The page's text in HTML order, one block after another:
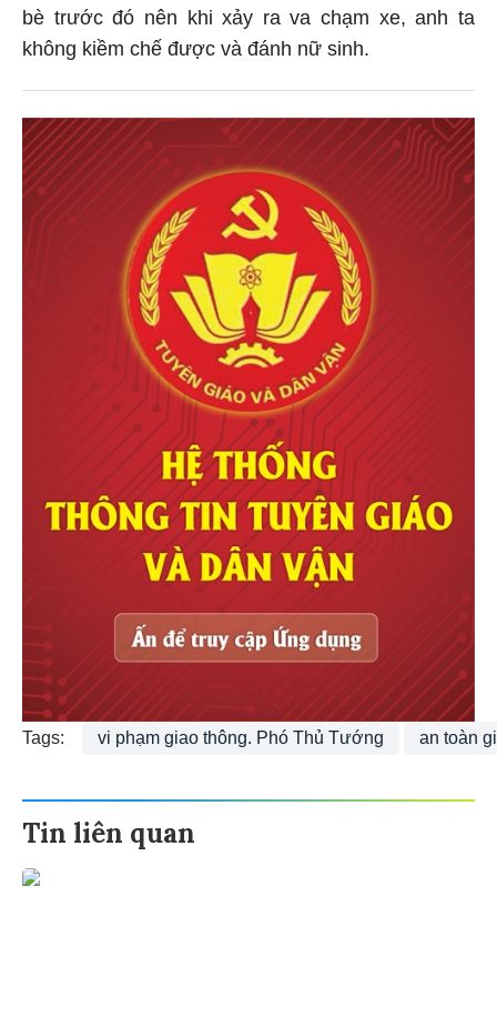
bè trước đó nên khi xảy ra va chạm xe, anh ta
không kiềm chế được và đánh nữ sinh.
Tags: vi phạm giao thông. Phó Thủ Tướng an toàn
Tin liên quan